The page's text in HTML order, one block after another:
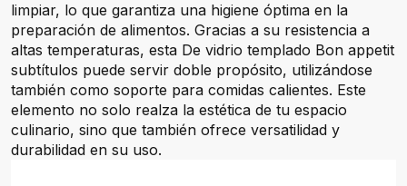
limpiar, lo que garantiza una higiene óptima en la
preparación de alimentos. Gracias a su resistencia a
altas temperaturas, esta De vidrio templado Bon appetit
subtítulos puede servir doble propósito, utilizándose
también como soporte para comidas calientes. Este
elemento no solo realza la estética de tu espacio
culinario, sino que también ofrece versatilidad y
durabilidad en su uso.